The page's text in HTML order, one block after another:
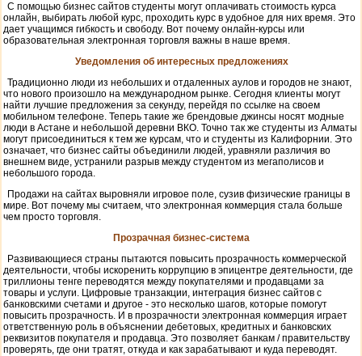
С помощью бизнес сайтов студенты могут оплачивать стоимость курса
онлайн, выбирать любой курс, проходить курс в удобное для них время. Это
дает учащимся гибкость и свободу. Вот почему онлайн-курсы или
образовательная электронная торговля важны в наше время.
Уведомления об интересных предложениях
Традиционно люди из небольших и отдаленных аулов и городов не знают,
что нового произошло на международном рынке. Сегодня клиенты могут
найти лучшие предложения за секунду, перейдя по ссылке на своем
мобильном телефоне. Теперь такие же брендовые джинсы носят модные
люди в Астане и небольшой деревни ВКО. Точно так же студенты из Алматы
могут присоединиться к тем же курсам, что и студенты из Калифорнии. Это
означает, что бизнес сайты объединили людей, уравняли различия во
внешнем виде, устранили разрыв между студентом из мегаполисов и
небольшого города.
Продажи на сайтах выровняли игровое поле, сузив физические границы в
мире. Вот почему мы считаем, что электронная коммерция стала больше
чем просто торговля.
Прозрачная бизнес-система
Развивающиеся страны пытаются повысить прозрачность коммерческой
деятельности, чтобы искоренить коррупцию в эпицентре деятельности, где
триллионы тенге переводятся между покупателями и продавцами за
товары и услуги. Цифровые транзакции, интеграция бизнес сайтов с
банковскими счетами и другое - это несколько шагов, которые помогут
повысить прозрачность. И в прозрачности электронная коммерция играет
ответственную роль в объяснении дебетовых, кредитных и банковских
реквизитов покупателя и продавца. Это позволяет банкам / правительству
проверять, где они тратят, откуда и как зарабатывают и куда переводят.